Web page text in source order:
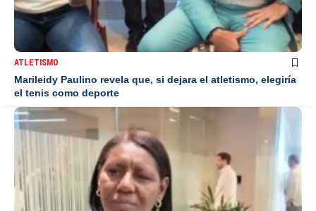
ATLETISMO
Marileidy Paulino revela que, si dejara el atletismo, elegiría
el tenis como deporte